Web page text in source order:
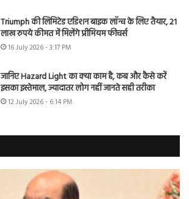
Triumph की लिमिटेड एडिशन बाइक लॉन्च के लिए तैयार, 21
लाख रुपये कीमत में मिलेंगे प्रीमियम फीचर्स
16 July 2026 - 3:17 PM
जानिए Hazard Light का क्या काम है, कब और कैसे करें
इसका इस्तेमाल, ज्यादातर लोग नहीं जानते सही तरीका
12 July 2026 - 6:14 PM